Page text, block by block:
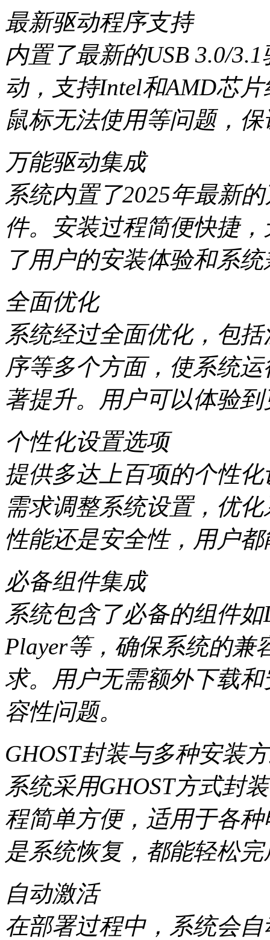
最新驱动程序支持
内置了最新的USB 3.0/
动，支持Intel和AMD芯
鼠标无法使用等问题，
万能驱动集成
系统内置了2025年最新
件。安装过程简便快捷
了用户的安装体验和系
全面优化
系统经过全面优化，包
序等多个方面，使系统
著提升。用户可以体验
个性化设置选项
提供多达上百项的个性
需求调整系统设置，优
性能还是安全性，用户
必备组件集成
系统包含了必备的组件
Player等，确保系统的兼
求。用户无需额外下载
容性问题。
GHOST封装与多种安装
系统采用GHOST方式封
程简单方便，适用于各
是系统恢复，都能轻松完
自动激活
在部署过程中，系统会